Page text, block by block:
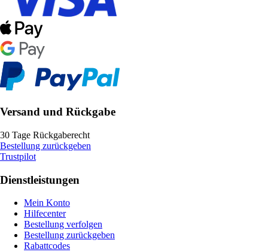
Versand und Rückgabe
30 Tage Rückgaberecht
Bestellung zurückgeben
Trustpilot
Dienstleistungen
Mein Konto
Hilfecenter
Bestellung verfolgen
Bestellung zurückgeben
Rabattcodes